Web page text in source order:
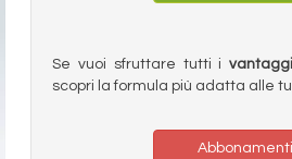
Se vuoi sfruttare tutti i
scopri la formula più adatta alle
Abbonamenti